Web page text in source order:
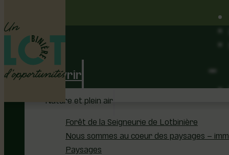
Découvrir
Nature et plein air
Forêt de la Seigneurie de Lotbinière
Nous sommes au coeur des paysages –
Paysages